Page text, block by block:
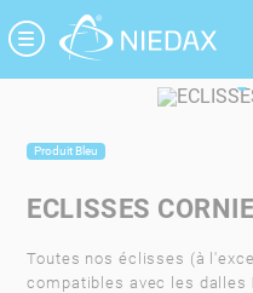
Produit Bleu
ECLISSES
Toutes nos éclisses (à
compatibles avec les dalles
Panneau de gestion des